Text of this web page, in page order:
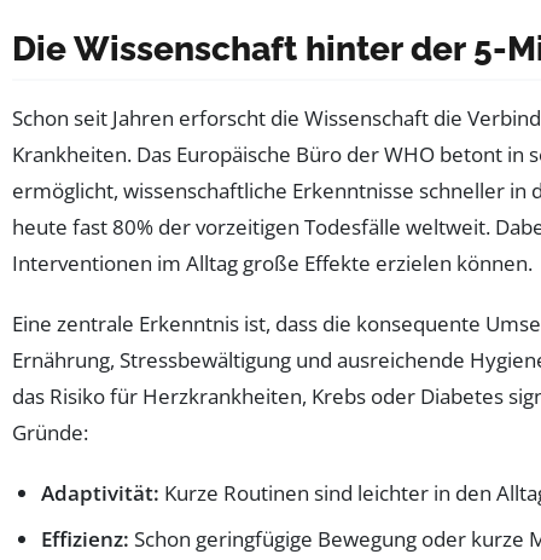
Die Wissenschaft hinter der 5-
Schon seit Jahren erforscht die Wissenschaft die
Krankheiten. Das Europäische Büro der WHO betont
ermöglicht, wissenschaftliche Erkenntnisse schneller
heute fast 80% der vorzeitigen Todesfälle weltweit.
Interventionen im Alltag große Effekte erzielen können.
Eine zentrale Erkenntnis ist, dass die konsequente
Ernährung, Stressbewältigung und ausreichende
das Risiko für Herzkrankheiten, Krebs oder Diabetes
Gründe:
Adaptivität: Kurze Routinen sind leichter in den
Effizienz: Schon geringfügige Bewegung oder